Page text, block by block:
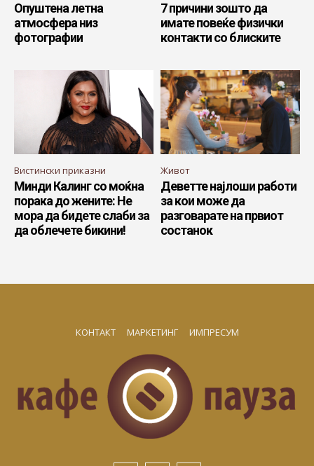
Опуштена летна
атмосфера низ
фотографии
7 причини зошто да
имате повеќе физички
контакти со блиските
Вистински приказни
Минди Калинг со моќна
порака до жените: Не
мора да бидете слаби за
да облечете бикини!
Живот
Деветте најлоши работи
за кои може да
разговарате на првиот
состанок
КОНТАКТ МАРКЕТИНГ ИМПРЕСУМ